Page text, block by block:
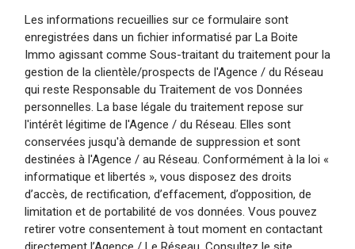
Les informations recueillies sur ce formulaire sont
enregistrées dans un fichier informatisé par La Boite
Immo agissant comme Sous-traitant du traitement pour la
gestion de la clientèle/prospects de l'Agence / du Réseau
qui reste Responsable du Traitement de vos Données
personnelles. La base légale du traitement repose sur
l'intérêt légitime de l'Agence / du Réseau. Elles sont
conservées jusqu'à demande de suppression et sont
destinées à l'Agence / au Réseau. Conformément à la loi «
informatique et libertés », vous disposez des droits
d’accès, de rectification, d’effacement, d’opposition, de
limitation et de portabilité de vos données. Vous pouvez
retirer votre consentement à tout moment en contactant